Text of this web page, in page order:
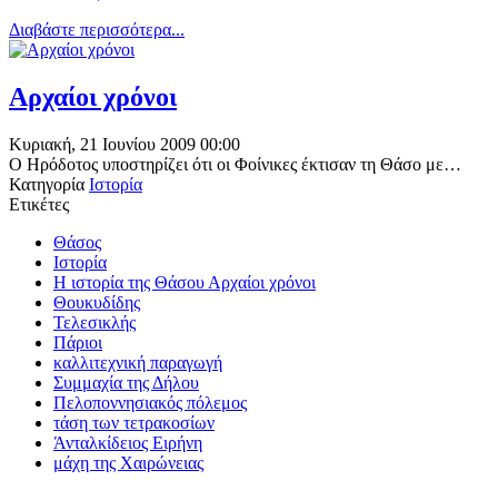
Διαβάστε περισσότερα...
Αρχαίοι χρόνοι
Κυριακή, 21 Ιουνίου 2009 00:00
Ο Ηρόδοτος υποστηρίζει ότι οι Φοίνικες έκτισαν τη Θάσο με…
Κατηγορία Ιστορία
Ετικέτες
Θάσος
Ιστορία
Η ιστορία της Θάσου Αρχαίοι χρόνοι
Θουκυδίδης
Τελεσικλής
Πάριοι
καλλιτεχνική παραγωγή
Συμμαχία της Δήλου
Πελοποννησιακός πόλεμος
τάση των τετρακοσίων
Άνταλκίδειος Ειρήνη
μάχη της Χαιρώνειας